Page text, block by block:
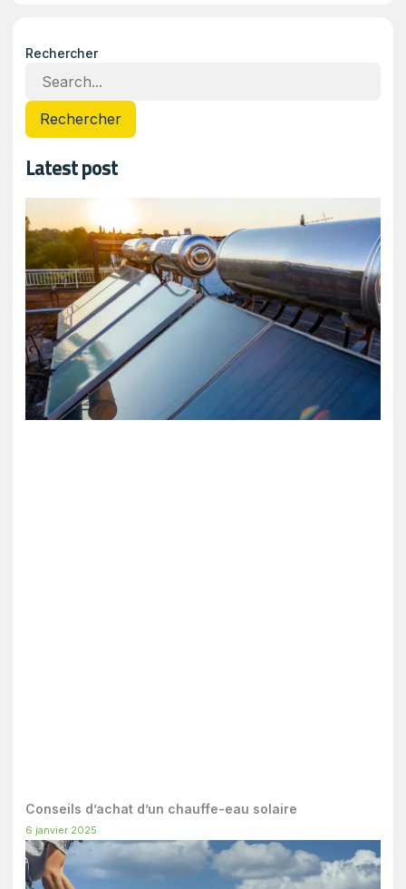
Rechercher
Rechercher
Latest post
Conseils d’achat d’un chauffe-eau solaire
6 janvier 2025